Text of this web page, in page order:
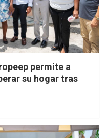
permite a
su hogar tras